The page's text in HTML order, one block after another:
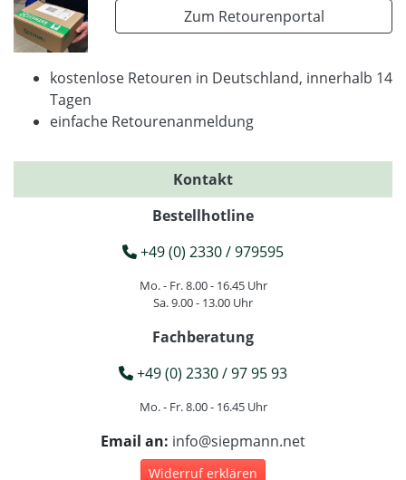
Zum Retourenportal
kostenlose Retouren in Deutschland, innerhalb 14
Tagen
einfache Retourenanmeldung
Kontakt
Bestellhotline
+49 (0) 2330 / 979595
Mo. - Fr. 8.00 - 16.45 Uhr
Sa. 9.00 - 13.00 Uhr
Fachberatung
+49 (0) 2330 / 97 95 93
Mo. - Fr. 8.00 - 16.45 Uhr
Email an: info@siepmann.net
Widerruf erklären